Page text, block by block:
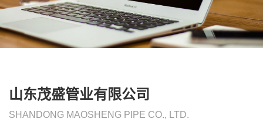
山东茂盛管业有限公司
SHANDONG MAOSHENG PIPE CO., LTD.